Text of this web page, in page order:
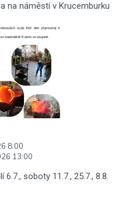
na náměstí v Krucemburku
8:00
13:00
soboty 11.7., 25.7., 8.8.